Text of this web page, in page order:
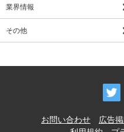
業界情報
その他
お問い合わせ 広告